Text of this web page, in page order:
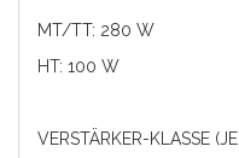
MT/TT: 280 W
HT: 100 W
VERSTÄRKER-KLASSE